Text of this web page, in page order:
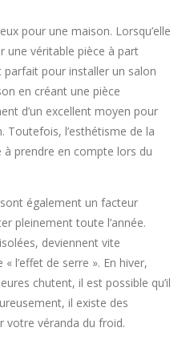
pour une maison. Lorsqu’elle
une véritable pièce à part
parfait pour installer un salon
en créant une pièce
d’un excellent moyen pour
Toutefois, l’esthétisme de la
à prendre en compte lors du
également un facteur
pleinement toute l’année.
deviennent vite
l’effet de serre ». En hiver,
chutent, il est possible qu’il
il existe des
votre véranda du froid.